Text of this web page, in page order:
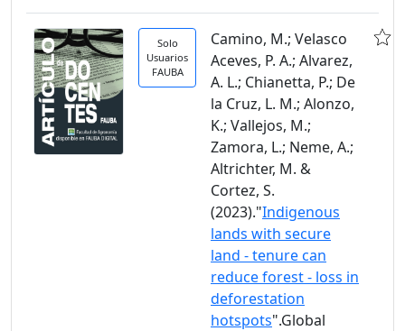
Solo
Usuarios
FAUBA
Camino, M.; Velasco
Aceves, P. A.; Alvarez,
A. L.; Chianetta, P.; De
la Cruz, L. M.; Alonzo,
K.; Vallejos, M.;
Zamora, L.; Neme, A.;
Altrichter, M. &
Cortez, S.
(2023)."Indigenous
lands with secure
land - tenure can
reduce forest - loss in
deforestation
hotspots".Global